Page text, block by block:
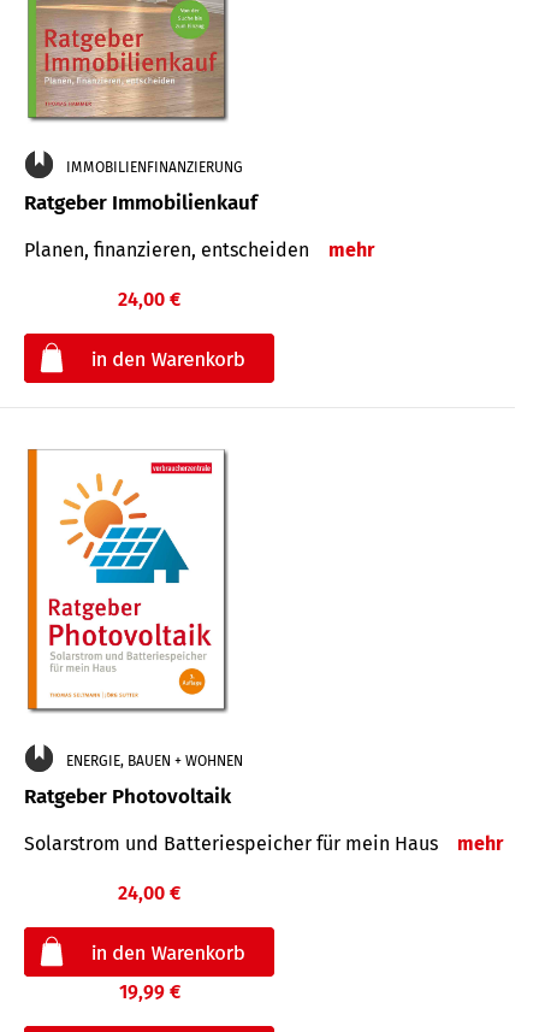
IMMOBILIENFINANZIERUNG
Ratgeber Immobilienkauf
Planen, finanzieren, entscheiden mehr
24,00 €
ENERGIE, BAUEN + WOHNEN
Ratgeber Photovoltaik
Solarstrom und Batteriespeicher für mein Haus mehr
24,00 €
19,99 €